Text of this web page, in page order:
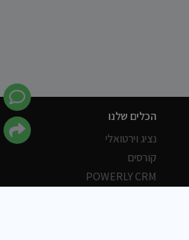
הכלים שלנו
נציג וירטואלי
קורסים
POWERLY CRM